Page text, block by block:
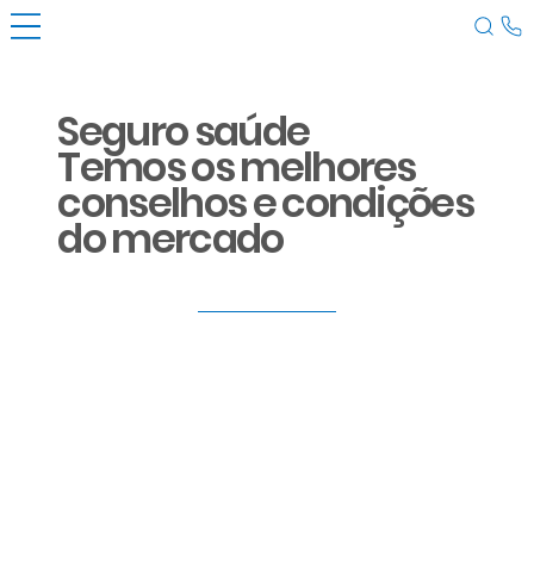
Seguro saúde
Temos os melhores
conselhos e condições
do mercado